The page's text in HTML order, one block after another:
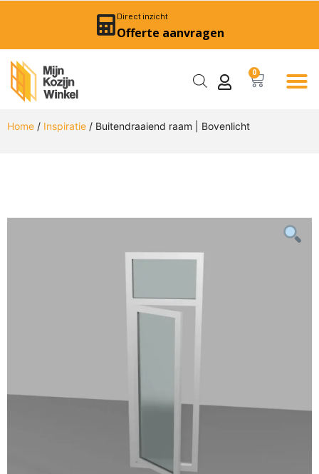
Direct inzicht
Offerte aanvragen
0
Home / Inspiratie / Buitendraaiend raam | Bovenlicht